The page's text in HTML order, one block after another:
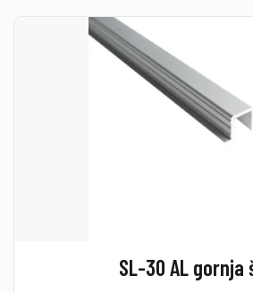
SL-30 AL gornja